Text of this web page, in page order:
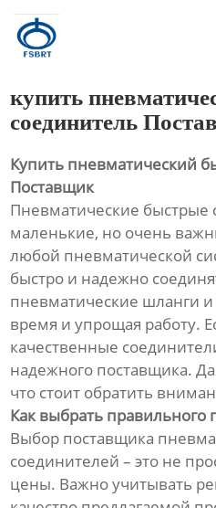
Главная
Новости
Контакты
купить
соединитель
Купить пневматический
Поставщик
Пневматические быстрые
маленькие, но очень
любой пневматической
быстро и надежно
пневматические шланги
время и упрощая работу.
качественные
надежного поставщика.
что стоит обратить
Как выбрать правильного
Выбор поставщика
соединителей – это не
цены. Важно учитывать